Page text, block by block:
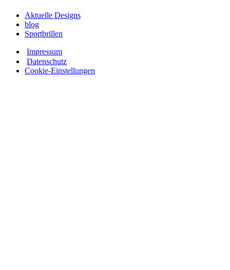
Aktuelle Designs
blog
Sportbrillen
Impressum
Datenschutz
Cookie-Einstellungen